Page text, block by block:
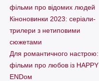
фільми про відомих людей
Кіноновинки 2023: серіали-
трилери з нетиповими
сюжетами
Для романтичного настрою:
фільми про любов із HAPPY
ENDом